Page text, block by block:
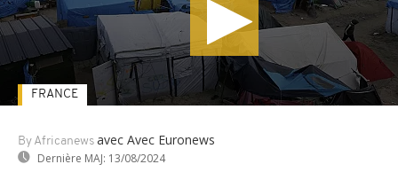
By Africanews avec Avec Euronews
Dernière MAJ: 13/08/2024
FRANCE